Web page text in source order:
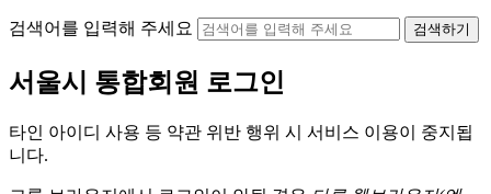
검색어를 입력해 주세요 검색하기
서울시 통합회원 로그인
타인 아이디 사용 등 약관 위반 행위 시 서비스 이용이 중지됩
니다.